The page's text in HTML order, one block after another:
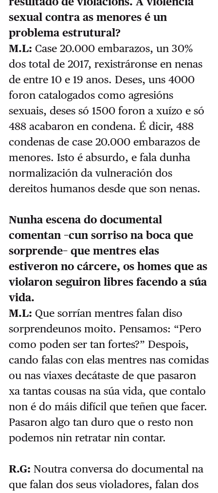
sexual contra as menores é un
problema estrutural?
M.L: Case 20.000 embarazos, un 30%
dos total de 2017, rexistráronse en nenas
de entre 10 e 19 anos. Deses, uns 4000
foron catalogados como agresións
sexuais, deses só 1500 foron a xuízo e só
488 acabaron en condena. É dicir, 488
condenas de case 20.000 embarazos de
menores. Isto é absurdo, e fala dunha
normalización da vulneración dos
dereitos humanos desde que son nenas.
Nunha escena do documental
comentan −cun sorriso na boca que
sorprende− que mentres elas
estiveron no cárcere, os homes que as
violaron seguiron libres facendo a súa
vida.
M.L: Que sorrían mentres falan diso
sorprendeunos moito. Pensamos: “Pero
como poden ser tan fortes?” Despois,
cando falas con elas mentres nas comidas
ou nas viaxes decátaste de que pasaron
xa tantas cousas na súa vida, que contalo
non é do máis difícil que teñen que facer.
Pasaron algo tan duro que o resto non
podemos nin retratar nin contar.
R.G: Noutra conversa do documental na
que falan dos seus violadores, falan dos